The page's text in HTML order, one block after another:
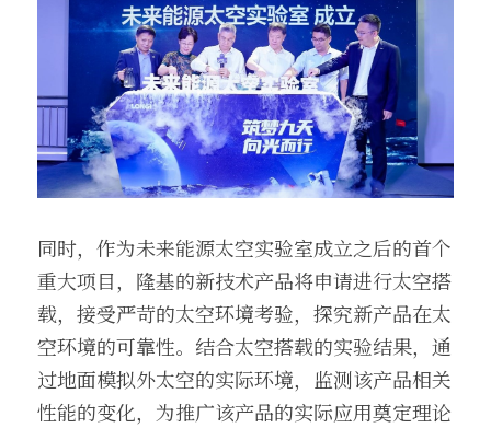
同时，作为未来能源太空实验室成立之后的首个
重大项目，隆基的新技术产品将申请进行太空搭
载，接受严苛的太空环境考验，探究新产品在太
空环境的可靠性。结合太空搭载的实验结果，通
过地面模拟外太空的实际环境，监测该产品相关
性能的变化，为推广该产品的实际应用奠定理论